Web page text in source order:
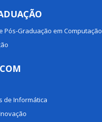
Pós-Graduação em Computação
de Informática